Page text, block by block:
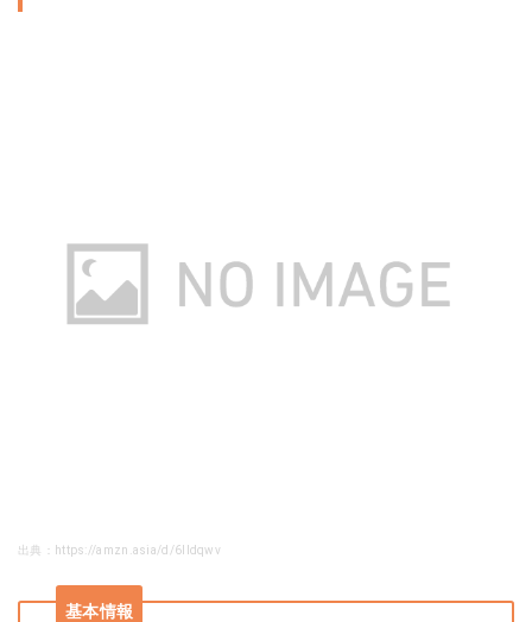
出典：https://amzn.asia/d/6Ildqwv
基本情報